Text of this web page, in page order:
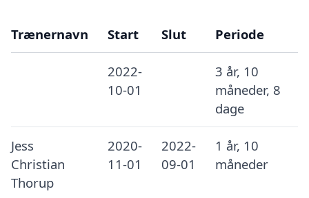
Trænernavn Start Slut Periode
2022-
10-01
3 år, 10
måneder, 8
dage
Jess
Christian
Thorup
2020-
11-01
2022-
09-01
1 år, 10
måneder